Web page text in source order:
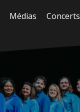
Médias Concerts